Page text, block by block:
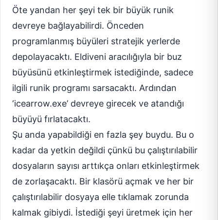
Öte yandan her şeyi tek bir büyük runik
devreye bağlayabilirdi. Önceden
programlanmış büyüleri stratejik yerlerde
depolayacaktı. Eldiveni aracılığıyla bir buz
büyüsünü etkinleştirmek istediğinde, sadece
ilgili runik programı sarsacaktı. Ardından
‘icearrow.exe’ devreye girecek ve atandığı
büyüyü fırlatacaktı.
Şu anda yapabildiği en fazla şey buydu. Bu o
kadar da yetkin değildi çünkü bu çalıştırılabilir
dosyaların sayısı arttıkça onları etkinleştirmek
de zorlaşacaktı. Bir klasörü açmak ve her bir
çalıştırılabilir dosyaya elle tıklamak zorunda
kalmak gibiydi. İstediği şeyi üretmek için her